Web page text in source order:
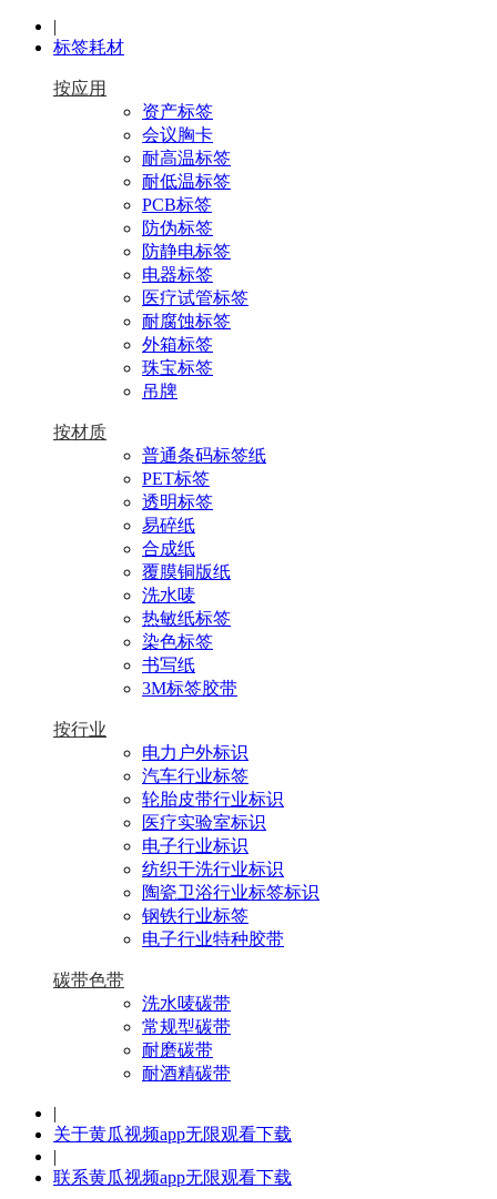
|
标签耗材
按应用
资产标签
会议胸卡
耐高温标签
耐低温标签
PCB标签
防伪标签
防静电标签
电器标签
医疗试管标签
耐腐蚀标签
外箱标签
珠宝标签
吊牌
按材质
普通条码标签纸
PET标签
透明标签
易碎纸
合成纸
覆膜铜版纸
洗水唛
热敏纸标签
染色标签
书写纸
3M标签胶带
按行业
电力户外标识
汽车行业标签
轮胎皮带行业标识
医疗实验室标识
电子行业标识
纺织干洗行业标识
陶瓷卫浴行业标签标识
钢铁行业标签
电子行业特种胶带
碳带色带
洗水唛碳带
常规型碳带
耐磨碳带
耐酒精碳带
|
关于黄瓜视频app无限观看下载
|
联系黄瓜视频app无限观看下载